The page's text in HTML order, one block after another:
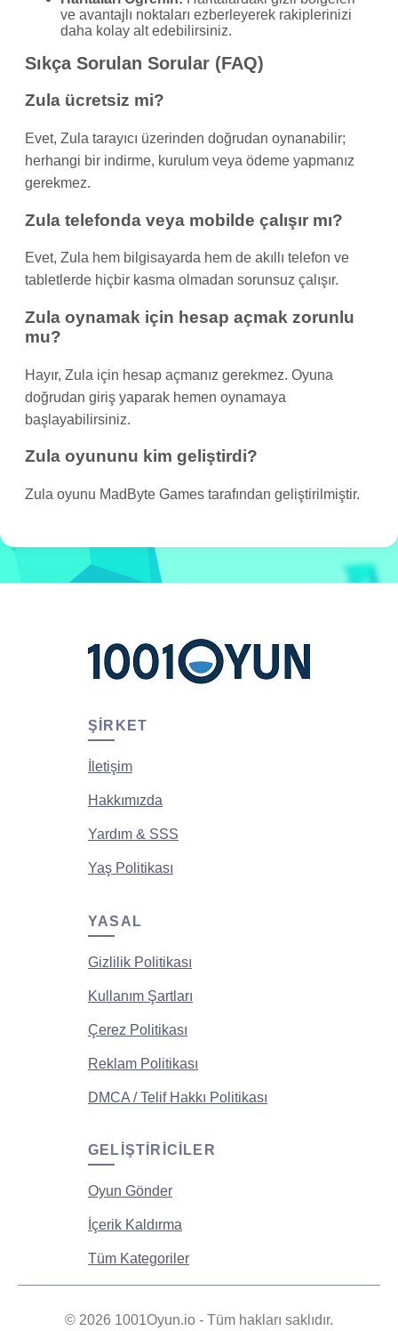
ve avantajlı noktaları ezberleyerek rakiplerinizi
daha kolay alt edebilirsiniz.
Sıkça Sorulan Sorular (FAQ)
Zula ücretsiz mi?
Evet, Zula tarayıcı üzerinden doğrudan oynanabilir;
herhangi bir indirme, kurulum veya ödeme yapmanız
gerekmez.
Zula telefonda veya mobilde çalışır mı?
Evet, Zula hem bilgisayarda hem de akıllı telefon ve
tabletlerde hiçbir kasma olmadan sorunsuz çalışır.
Zula oynamak için hesap açmak zorunlu
mu?
Hayır, Zula için hesap açmanız gerekmez. Oyuna
doğrudan giriş yaparak hemen oynamaya
başlayabilirsiniz.
Zula oyununu kim geliştirdi?
Zula oyunu MadByte Games tarafından geliştirilmiştir.
ŞIRKET
İletişim
Hakkımızda
Yardım & SSS
Yaş Politikası
YASAL
Gizlilik Politikası
Kullanım Şartları
Çerez Politikası
Reklam Politikası
DMCA / Telif Hakkı Politikası
GELIŞTIRICILER
Oyun Gönder
İçerik Kaldırma
Tüm Kategoriler
© 2026 1001Oyun.io - Tüm hakları saklıdır.